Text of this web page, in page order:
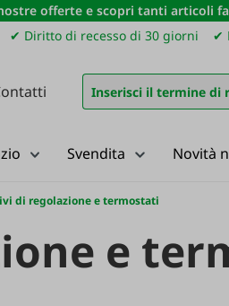
offerte e scopri tanti articoli
✔ Diritto di recesso di 30 giorni ✔
Svendita Novità
di regolazione e termostati
e